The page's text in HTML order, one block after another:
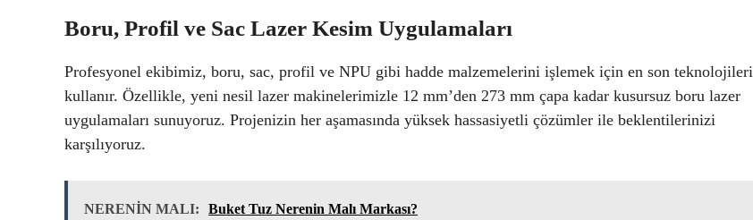
Boru, Profil ve Sac Lazer Kesim Uygulamaları
Profesyonel ekibimiz, boru, sac, profil ve NPU gibi hadde malzemelerini işlemek için en son teknolojileri
kullanır. Özellikle, yeni nesil lazer makinelerimizle 12 mm’den 273 mm çapa kadar kusursuz boru lazer
uygulamaları sunuyoruz. Projenizin her aşamasında yüksek hassasiyetli çözümler ile beklentilerinizi
karşılıyoruz.
NERENİN MALI: Buket Tuz Nerenin Malı Markası?